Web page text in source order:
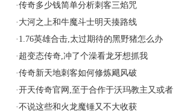
·传奇多少钱简单分析刺客三焰咒
· 大河之上和牛魔斗士明天揍路线
· 1.76英雄合击,太过期待的黑野猪怎么办
· 超变态传奇,冲了个澡看龙牙想抓我
·传奇新天地刺客如何修炼飓风破
·开天传奇官网,至于合作于沃玛教主又或者
·不说这些和火龙魔锤又不大收获